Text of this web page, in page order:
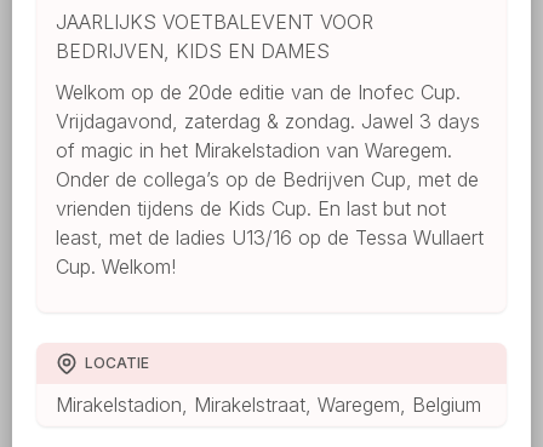
JAARLIJKS VOETBALEVENT VOOR
BEDRIJVEN, KIDS EN DAMES
Welkom op de 20de editie van de Inofec Cup.
Vrijdagavond, zaterdag & zondag. Jawel 3 days
of magic in het Mirakelstadion van Waregem.
Onder de collega’s op de Bedrijven Cup, met de
vrienden tijdens de Kids Cup. En last but not
least, met de ladies U13/16 op de Tessa Wullaert
Cup. Welkom!
LOCATIE
Mirakelstadion, Mirakelstraat, Waregem, Belgium